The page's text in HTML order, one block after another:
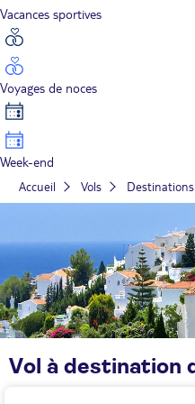
Vacances sportives
Voyages de noces
Week-end
Accueil Vols Destinations